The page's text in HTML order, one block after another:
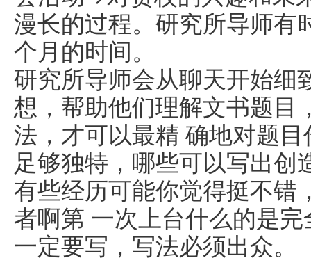
漫长的过程。研究所导师有
个月的时间。
研究所导师会从聊天开始细
想，帮助他们理解文书题目
法，才可以最精 确地对题
足够独特，哪些可以写出创
有些经历可能你觉得挺不错
者啊第 一次上台什么的是
一定要写，写法必须出众。